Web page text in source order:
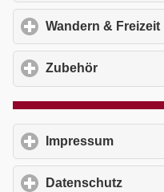
Wandern & Freizeit
Zubehör
Impressum
Datenschutz